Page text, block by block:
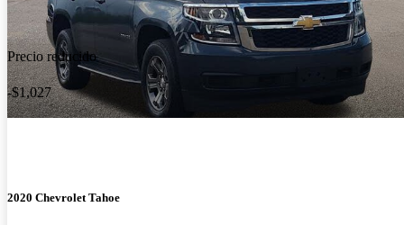
Precio reducido
-$1,027
2020 Chevrolet Tahoe